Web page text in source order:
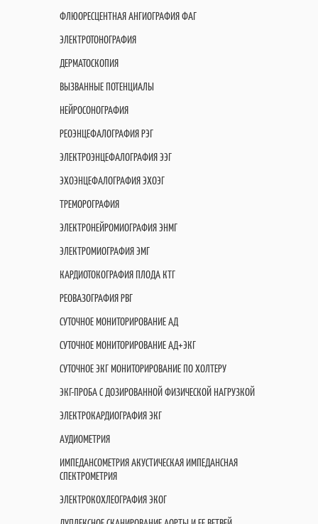
ФЛЮОРЕСЦЕНТНАЯ АНГИОГРАФИЯ ФАГ
ЭЛЕКТРОТОНОГРАФИЯ
ДЕРМАТОСКОПИЯ
ВЫЗВАННЫЕ ПОТЕНЦИАЛЫ
НЕЙРОСОНОГРАФИЯ
РЕОЭНЦЕФАЛОГРАФИЯ РЭГ
ЭЛЕКТРОЭНЦЕФАЛОГРАФИЯ ЭЭГ
ЭХОЭНЦЕФАЛОГРАФИЯ ЭХОЭГ
ТРЕМОРОГРАФИЯ
ЭЛЕКТРОНЕЙРОМИОГРАФИЯ ЭНМГ
ЭЛЕКТРОМИОГРАФИЯ ЭМГ
КАРДИОТОКОГРАФИЯ ПЛОДА КТГ
РЕОВАЗОГРАФИЯ РВГ
СУТОЧНОЕ МОНИТОРИРОВАНИЕ АД
СУТОЧНОЕ МОНИТОРИРОВАНИЕ АД+ЭКГ
СУТОЧНОЕ ЭКГ МОНИТОРИРОВАНИЕ ПО ХОЛТЕРУ
ЭКГ-ПРОБА С ДОЗИРОВАННОЙ ФИЗИЧЕСКОЙ НАГРУЗКОЙ
ЭЛЕКТРОКАРДИОГРАФИЯ ЭКГ
АУДИОМЕТРИЯ
ИМПЕДАНСОМЕТРИЯ АКУСТИЧЕСКАЯ ИМПЕДАНСНАЯ
СПЕКТРОМЕТРИЯ
ЭЛЕКТРОКОХЛЕОГРАФИЯ ЭКОГ